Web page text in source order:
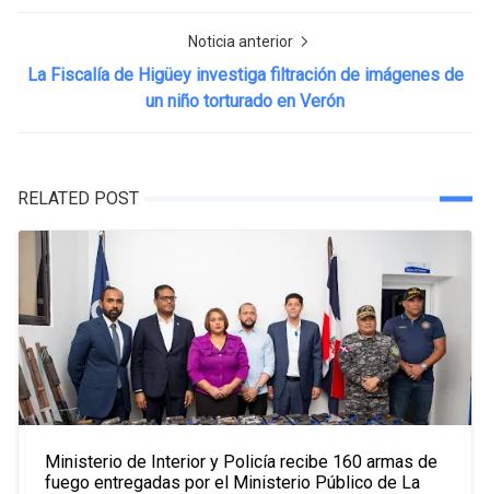
Noticia anterior
La Fiscalía de Higüey investiga filtración de imágenes de
un niño torturado en Verón
RELATED POST
Ministerio de Interior y Policía recibe 160 armas de
fuego entregadas por el Ministerio Público de La